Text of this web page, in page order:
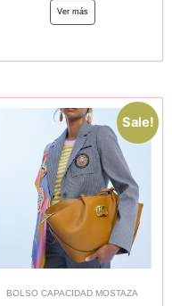
Ver más
Sale!
BOLSO CAPACIDAD MOSTAZA